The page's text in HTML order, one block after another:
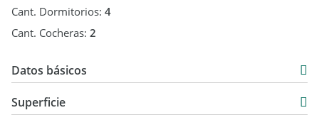
Cant. Dormitorios: 4
Cant. Cocheras: 2
Datos básicos
USD 186.000
Superficie